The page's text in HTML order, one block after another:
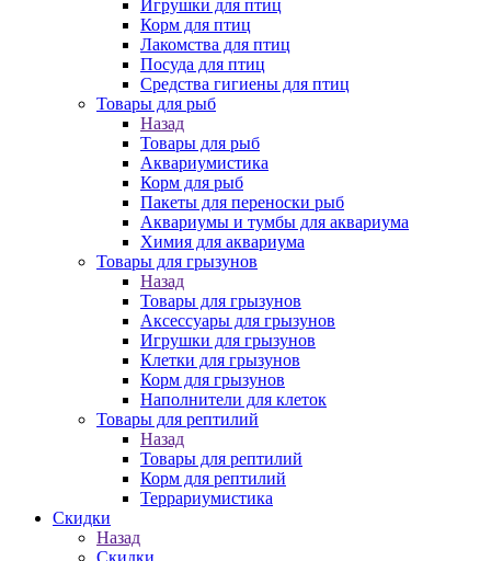
Игрушки для птиц
Корм для птиц
Лакомства для птиц
Посуда для птиц
Средства гигиены для птиц
Товары для рыб
Назад
Товары для рыб
Аквариумистика
Корм для рыб
Пакеты для переноски рыб
Аквариумы и тумбы для аквариума
Химия для аквариума
Товары для грызунов
Назад
Товары для грызунов
Аксессуары для грызунов
Игрушки для грызунов
Клетки для грызунов
Корм для грызунов
Наполнители для клеток
Товары для рептилий
Назад
Товары для рептилий
Корм для рептилий
Террариумистика
Скидки
Назад
Скидки